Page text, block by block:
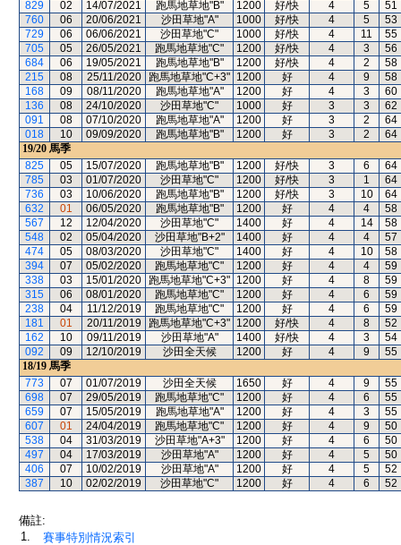
829
02 14/07/2021 跑馬地草地"B" 1200 好/快 4 5
51
760
06 20/06/2021 沙田草地"A" 1000 好/快 4 5
53
729
06 06/06/2021 沙田草地"C" 1000 好/快 4 11
55
705
05 26/05/2021 跑馬地草地"C" 1200 好/快 4 3
56
684
06 19/05/2021 跑馬地草地"B" 1200 好/快 4 2
58
215
08 25/11/2020 跑馬地草地"C+3" 1200 好 4 9
58
168
09 08/11/2020 跑馬地草地"A" 1200 好 4 3
60
136
08 24/10/2020 沙田草地"C" 1000 好 3 3
62
091
08 07/10/2020 跑馬地草地"A" 1200 好 3 2
64
018
10 09/09/2020 跑馬地草地"B" 1200 好 3 2
64
19/20 馬季
825
05 15/07/2020 跑馬地草地"B" 1200 好/快 3 6
64
785
03 01/07/2020 沙田草地"C" 1200 好/快 3 1
64
736
03 10/06/2020 跑馬地草地"B" 1200 好/快 3 10
64
632
01 06/05/2020 跑馬地草地"B" 1200 好 4 4
58
567
12 12/04/2020 沙田草地"C" 1400 好 4 14
58
548
02 05/04/2020 沙田草地"B+2" 1400 好 4 4
57
474
05 08/03/2020 沙田草地"C" 1400 好 4 10
58
394
07 05/02/2020 跑馬地草地"C" 1200 好 4 4
59
338
03 15/01/2020 跑馬地草地"C+3" 1200 好 4 8
59
315
06 08/01/2020 跑馬地草地"C" 1200 好 4 6
59
238
04 11/12/2019 跑馬地草地"C" 1200 好 4 6
59
181
01 20/11/2019 跑馬地草地"C+3" 1200 好/快 4 8
52
162
10 09/11/2019 沙田草地"A" 1400 好/快 4 3
54
092
09 12/10/2019 沙田全天候 1200 好 4 9
55
18/19 馬季
773
07 01/07/2019 沙田全天候 1650 好 4 9
55
698
07 29/05/2019 跑馬地草地"C" 1200 好 4 6
55
659
07 15/05/2019 跑馬地草地"A" 1200 好 4 3
55
607
01 24/04/2019 跑馬地草地"C" 1200 好 4 9
50
538
04 31/03/2019 沙田草地"A+3" 1200 好 4 6
50
497
04 17/03/2019 沙田草地"A" 1200 好 4 5
50
406
07 10/02/2019 沙田草地"A" 1200 好 4 5
52
387
10 02/02/2019 沙田草地"C" 1200 好 4 6 52
備註:
1.
賽事特別情況索引